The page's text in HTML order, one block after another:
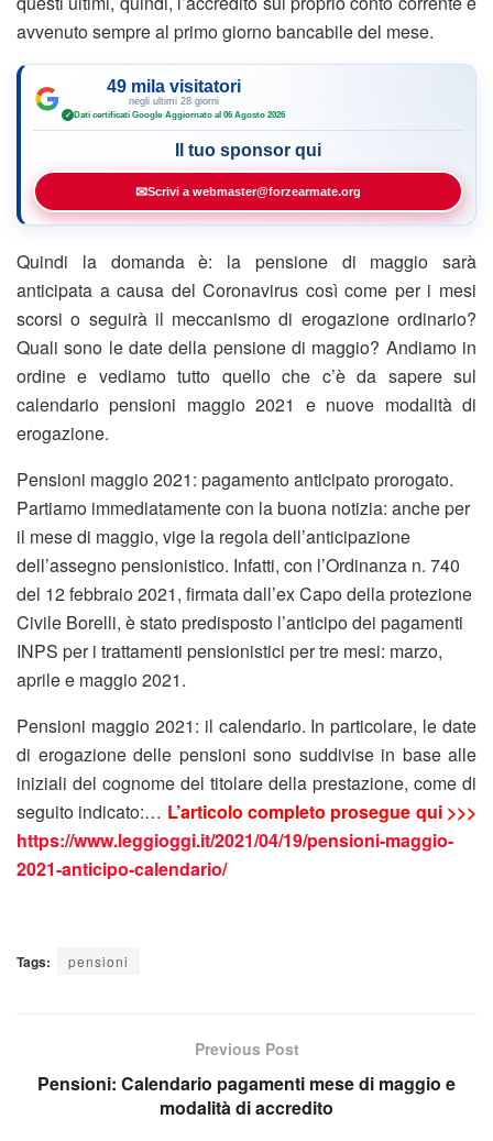
avvenuto sempre al primo giorno bancabile del mese.
49 mila visitatori
negli ultimi 28 giorni
✓ Dati certificati Google·Aggiornato al 06 Agosto 2026
Il tuo sponsor qui
✉Scrivi a webmaster@forzearmate.org
Quindi la domanda è: la pensione di maggio sarà
anticipata a causa del Coronavirus così come per i mesi
scorsi o seguirà il meccanismo di erogazione ordinario?
Quali sono le date della pensione di maggio? Andiamo in
ordine e vediamo tutto quello che c’è da sapere sul
calendario pensioni maggio 2021 e nuove modalità di
erogazione.
Pensioni maggio 2021: pagamento anticipato prorogato.
Partiamo immediatamente con la buona notizia: anche per
il mese di maggio, vige la regola dell’anticipazione
dell’assegno pensionistico. Infatti, con l’Ordinanza n. 740
del 12 febbraio 2021, firmata dall’ex Capo della protezione
Civile Borelli, è stato predisposto l’anticipo dei pagamenti
INPS per i trattamenti pensionistici per tre mesi: marzo,
aprile e maggio 2021.
Pensioni maggio 2021: il calendario. In particolare, le date
di erogazione delle pensioni sono suddivise in base alle
iniziali del cognome del titolare della prestazione, come di
seguito indicato:… L’articolo completo prosegue qui >>>
https://www.leggioggi.it/2021/04/19/pensioni-maggio-
2021-anticipo-calendario/
Tags: pensioni
Previous Post
Pensioni: Calendario pagamenti mese di maggio e
modalità di accredito